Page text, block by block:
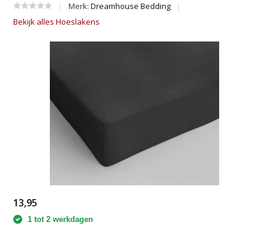
Merk:Dreamhouse Bedding
Bekijk alles Hoeslakens
13,95
1 tot 2 werkdagen